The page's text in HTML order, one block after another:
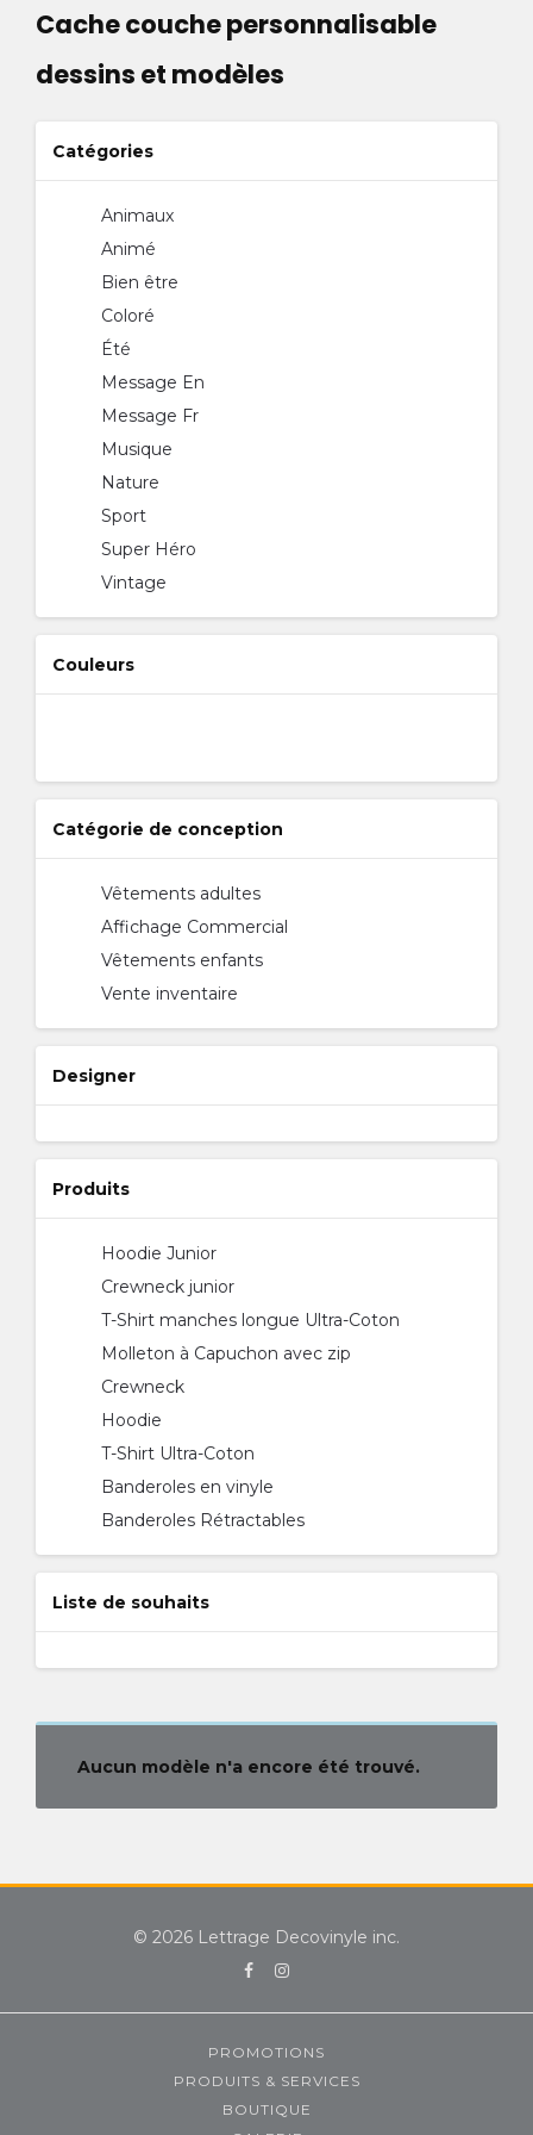
Cache couche personnalisable
dessins et modèles
Catégories
Animaux
Animé
Bien être
Coloré
Été
Message En
Message Fr
Musique
Nature
Sport
Super Héro
Vintage
Couleurs
Catégorie de conception
Vêtements adultes
Affichage Commercial
Vêtements enfants
Vente inventaire
Designer
Produits
Hoodie Junior
Crewneck junior
T-Shirt manches longue Ultra-Coton
Molleton à Capuchon avec zip
Crewneck
Hoodie
T-Shirt Ultra-Coton
Banderoles en vinyle
Banderoles Rétractables
Liste de souhaits
Aucun modèle n'a encore été trouvé.
© 2026 Lettrage Decovinyle inc.
FacebookInstagram
PROMOTIONS
PRODUITS & SERVICES
BOUTIQUE